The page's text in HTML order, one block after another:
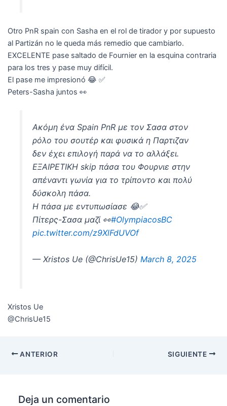
Otro PnR spain con Sasha en el rol de tirador y por supuesto
al Partizán no le queda más remedio que cambiarlo.
EXCELENTE pase saltado de Fournier en la esquina contraria
para los tres y pase muy difícil.
El pase me impresionó 😂 ✅
Peters-Sasha juntos 👀
Ακόμη ένα Spain PnR με τον Σασα στον
ρόλο του σουτέρ και φυσικά η Παρτιζαν
δεν έχει επιλογή παρά να το αλλάξει.
ΕΞΑΙΡΕΤΙΚΗ skip πάσα του Φουρνιε στην
απέναντι γωνία για το τρίποντο και πολύ
δύσκολη πάσα.
Η πάσα με εντυπωσίασε 😂✅
Πίτερς-Σασα μαζί 👀#OlympiacosBC
pic.twitter.com/z9XlFdUVOf
— Xristos Ue (@ChrisUe15) March 8, 2025
Xristos Ue
@ChrisUe15
ANTERIOR SIGUIENTE
Deja un comentario